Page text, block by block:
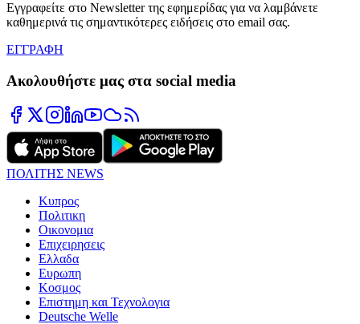
Εγγραφείτε στο Newsletter της εφημερίδας για να λαμβάνετε
καθημερινά τις σημαντικότερες ειδήσεις στο email σας.
ΕΓΓΡΑΦΗ
Ακολουθήστε μας στα social media
ΠΟΛΙΤΗΣ NEWS
Κυπρος
Πολιτικη
Οικονομια
Επιχειρησεις
Ελλαδα
Ευρωπη
Κοσμος
Επιστημη και Τεχνολογια
Deutsche Welle